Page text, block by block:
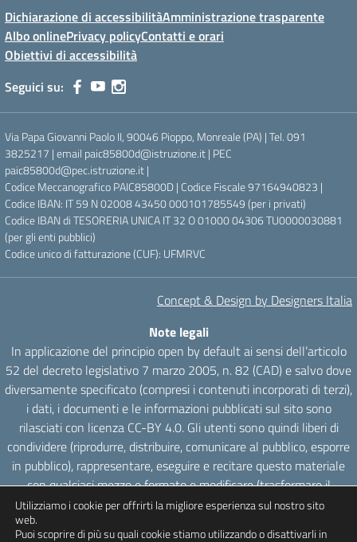
Dichiarazione di accessibilitàAmministrazione trasparente
Albo onlinePrivacy policyContatti e orari
Obiettivi di accessibilità
Seguici su:
Via Papa Giovanni Paolo II, 90046 Pioppo, Monreale (PA) | Tel. 091
3825217 | email paic85800d@istruzione.it | PEC
paic85800d@pec.istruzione.it |
Codice Meccanografico PAIC85800D | Codice Fiscale 97164940823 |
Codice IBAN: IT 59 N 02008 43450 000101785549 (per i privati)
Codice IBAN di TESORERIA UNICA IT 32 O 01000 04306 TU0000030881
(per gli enti pubblici)
Codice unico di fatturazione (CUF): UFMRVC
Concept & Design by Designers Italia
Note legali
In applicazione del principio open by default ai sensi dell’articolo
52 del decreto legislativo 7 marzo 2005, n. 82 (CAD) e salvo dove
diversamente specificato (compresi i contenuti incorporati di terzi),
i dati, i documenti e le informazioni pubblicati sul sito sono
rilasciati con licenza CC-BY 4.0. Gli utenti sono quindi liberi di
condividere (riprodurre, distribuire, comunicare al pubblico, esporre
in pubblico), rappresentare, eseguire e recitare questo materiale
con qualsiasi mezzo e formato e modificare (trasformare il
materiale e utilizzarlo per opere derivate) per qualsiasi fine, anche
commerciale con il solo onere di attribuzione, senza apporre
Utilizziamo i cookie per offrirti la migliore esperienza sul nostro sito
web.
Puoi scoprire di più su quali cookie stiamo utilizzando o disattivarli in